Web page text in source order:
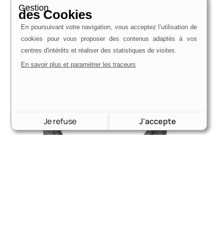
Voir le produit
Gestion
des Cookies
En poursuivant votre navigation, vous acceptez l’utilisation de
cookies pour vous proposer des contenus adaptés à vos
centres d'intérêts et réaliser des statistiques de visites.
En savoir plus et paramétrer les traceurs
Je refuse J'accepte